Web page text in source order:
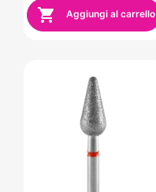
 Aggiungi al carrello